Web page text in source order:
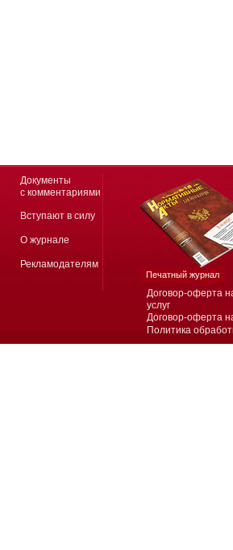
Договор-оферта
услуг
Договор-оферта
Политика
Документы
с комментариями
Вступают в силу
О журнале
Рекламодателям
Печатный журнал